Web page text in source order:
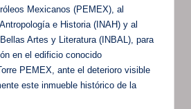
Mexicanos (PEMEX), al
e Historia (INAH) y al
Artes y Literatura (INBAL), para
en el edificio conocido
PEMEX, ante el deterioro visible
este inmueble histórico de la